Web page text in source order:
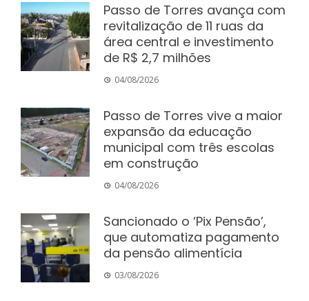
Passo de Torres avança com
revitalização de 11 ruas da
área central e investimento
de R$ 2,7 milhões
04/08/2026
Passo de Torres vive a maior
expansão da educação
municipal com três escolas
em construção
04/08/2026
Sancionado o ‘Pix Pensão’,
que automatiza pagamento
da pensão alimentícia
03/08/2026